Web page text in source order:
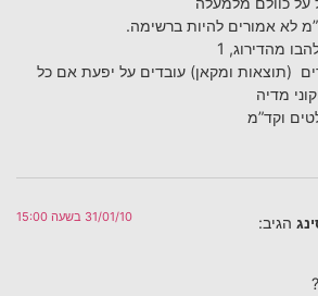
לא אמורים להיות ברשימה.
מהדירוג, 1
(תוצאות ומקאן) עובדים על יפעת אם כל
מדיה
הגיב: 31/01/10 בשעה 15:00